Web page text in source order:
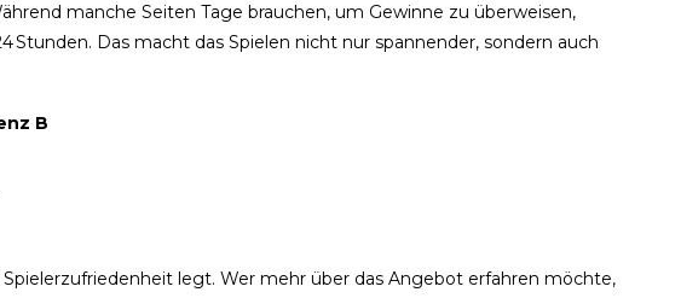
manche Seiten Tage brauchen, um Gewinne zu überweisen,
Stunden. Das macht das Spielen nicht nur spannender, sondern auch
B
legt. Wer mehr über das Angebot erfahren möchte,